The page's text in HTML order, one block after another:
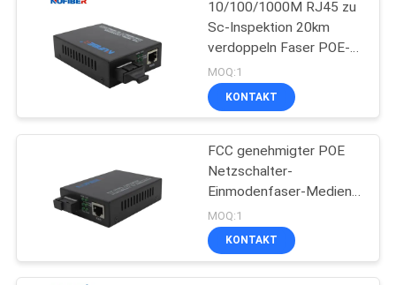
10/100/1000M RJ45 zu
Sc-Inspektion 20km
verdoppeln Faser POE-
Medien-Konverter
MOQ:1
KONTAKT
FCC genehmigter POE
Netzschalter-
Einmodenfaser-Medien-
Konverter
MOQ:1
KONTAKT